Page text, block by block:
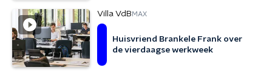
Villa VdB MAX
Huisvriend Brankele Frank over
de vierdaagse werkweek